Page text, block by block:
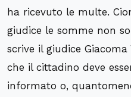
ha ricevuto le multe.
giudice le somme non
scrive il giudice
che il cittadino deve
informato o,